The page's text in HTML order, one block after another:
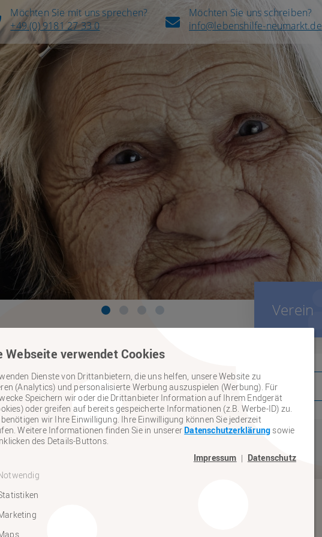
Möchten Sie mit uns sprechen?
+49 (0) 9181 27 33 0
Möchten Sie uns schreiben?
info@lebenshilfe-neumarkt.de
Verein
Newsletter
Webseite verwendet Cookies
Dienste von Drittanbietern, die uns helfen, unsere Website zu
(Analytics) und personalisierte Werbung auszuspielen (Werbung). Für
Speichern wir oder die Drittanbieter Information auf Ihrem Endgerät
oder greifen auf bereits gespeicherte Informationen (z.B. Werbe-ID) zu.
wir Ihre Einwilligung. Ihre Einwilligung können Sie jederzeit
Weitere Informationen finden Sie in unserer Datenschutzerklärung sowie
des Details-Buttons.
Impressum | Datenschutz